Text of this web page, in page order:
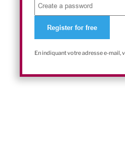
En indiquant votre adresse e-mail,